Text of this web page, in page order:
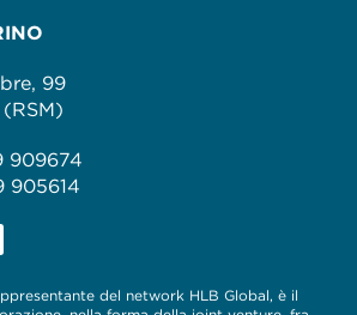
99
909674
905614
del network HLB Global, è il